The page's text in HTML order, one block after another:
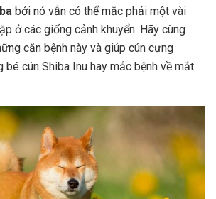
bởi nó vẫn có thể mắc phải một vài
ở các giống cảnh khuyển. Hãy cùng
căn bệnh này và giúp cún cưng
bé cún Shiba Inu hay mắc bệnh về mắt